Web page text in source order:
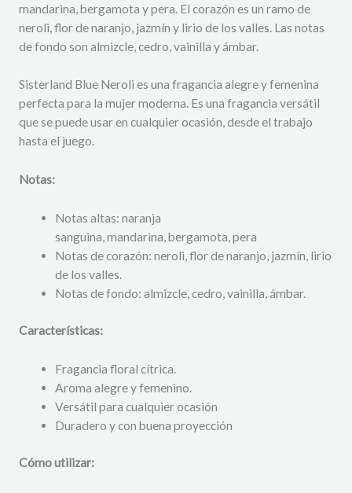
mandarina, bergamota y pera. El corazón es un ramo de
neroli, flor de naranjo, jazmín y lirio de los valles. Las notas
de fondo son almizcle, cedro, vainilla y ámbar.
Sisterland Blue Neroli es una fragancia alegre y femenina
perfecta para la mujer moderna. Es una fragancia versátil
que se puede usar en cualquier ocasión, desde el trabajo
hasta el juego.
Notas:
Notas altas: naranja
sanguina, mandarina, bergamota, pera
Notas de corazón: neroli, flor de naranjo, jazmín, lirio
de los valles.
Notas de fondo: almizcle, cedro, vainilla, ámbar.
Características:
Fragancia floral cítrica.
Aroma alegre y femenino.
Versátil para cualquier ocasión
Duradero y con buena proyección
Cómo utilizar: